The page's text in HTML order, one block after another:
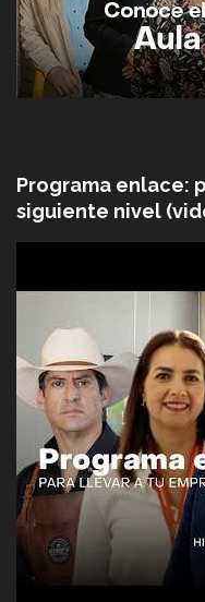
Programa enlace:
siguiente nivel